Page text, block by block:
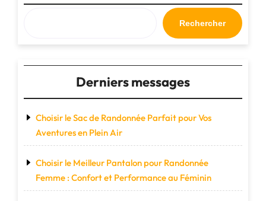
Homme
Alliez
!"
Rechercher
Derniers messages
Choisir le Sac de Randonnée Parfait pour Vos
Aventures en Plein Air
Choisir le Meilleur Pantalon pour Randonnée
Femme : Confort et Performance au Féminin